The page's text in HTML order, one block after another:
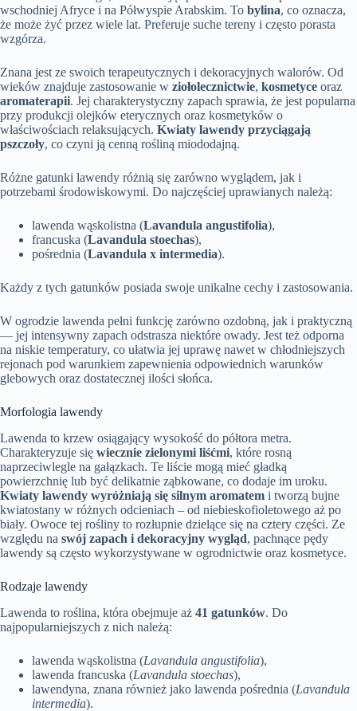
wschodniej Afryce i na Półwyspie Arabskim. To bylina, co oznacza,
że może żyć przez wiele lat. Preferuje suche tereny i często porasta
wzgórza.
Znana jest ze swoich terapeutycznych i dekoracyjnych walorów. Od
wieków znajduje zastosowanie w ziołolecznictwie, kosmetyce oraz
aromaterapii. Jej charakterystyczny zapach sprawia, że jest popularna
przy produkcji olejków eterycznych oraz kosmetyków o
właściwościach relaksujących. Kwiaty lawendy przyciągają
pszczoły, co czyni ją cenną rośliną miododajną.
Różne gatunki lawendy różnią się zarówno wyglądem, jak i
potrzebami środowiskowymi. Do najczęściej uprawianych należą:
lawenda wąskolistna (Lavandula angustifolia),
francuska (Lavandula stoechas),
pośrednia (Lavandula x intermedia).
Każdy z tych gatunków posiada swoje unikalne cechy i zastosowania.
W ogrodzie lawenda pełni funkcję zarówno ozdobną, jak i praktyczną
— jej intensywny zapach odstrasza niektóre owady. Jest też odporna
na niskie temperatury, co ułatwia jej uprawę nawet w chłodniejszych
rejonach pod warunkiem zapewnienia odpowiednich warunków
glebowych oraz dostatecznej ilości słońca.
Morfologia lawendy
Lawenda to krzew osiągający wysokość do półtora metra.
Charakteryzuje się wiecznie zielonymi liśćmi, które rosną
naprzeciwlegle na gałązkach. Te liście mogą mieć gładką
powierzchnię lub być delikatnie ząbkowane, co dodaje im uroku.
Kwiaty lawendy wyróżniają się silnym aromatem i tworzą bujne
kwiatostany w różnych odcieniach – od niebieskofioletowego aż po
biały. Owoce tej rośliny to rozłupnie dzielące się na cztery części. Ze
względu na swój zapach i dekoracyjny wygląd, pachnące pędy
lawendy są często wykorzystywane w ogrodnictwie oraz kosmetyce.
Rodzaje lawendy
Lawenda to roślina, która obejmuje aż 41 gatunków. Do
najpopularniejszych z nich należą:
lawenda wąskolistna (Lavandula angustifolia),
lawenda francuska (Lavandula stoechas),
lawendyna, znana również jako lawenda pośrednia (Lavandula
intermedia).